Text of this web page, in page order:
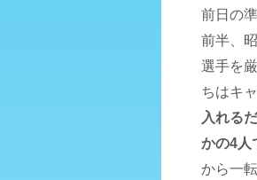
前日の
前半、
選手を
ちはキ
入れる
かの4人
から一